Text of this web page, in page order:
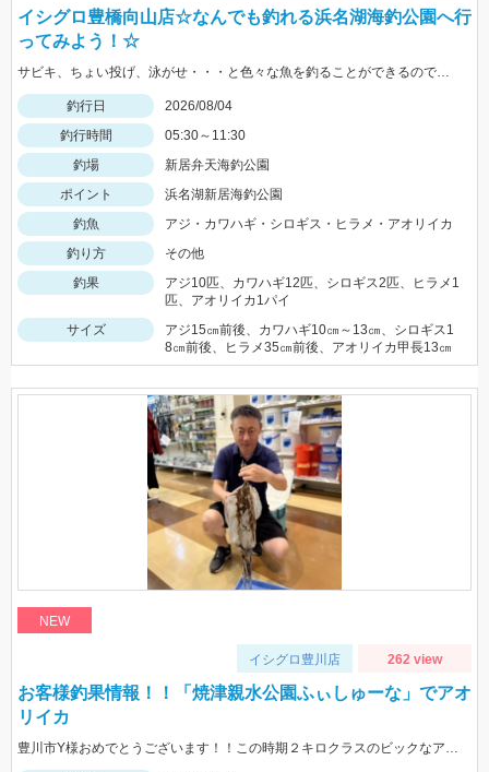
イシグロ豊橋向山店☆なんでも釣れる浜名湖海釣公園へ行
ってみよう！☆
サビキ、ちょい投げ、泳がせ・・・と色々な魚を釣ることができるので仕掛けも何種類か用意していけば楽しむことができますよ！
釣行日
2026/08/04
釣行時間
05:30～11:30
釣場
新居弁天海釣公園
ポイント
浜名湖新居海釣公園
釣魚
アジ・カワハギ・シロギス・ヒラメ・アオリイカ
釣り方
その他
釣果
アジ10匹、カワハギ12匹、シロギス2匹、ヒラメ1
匹、アオリイカ1パイ
サイズ
アジ15㎝前後、カワハギ10㎝～13㎝、シロギス1
8㎝前後、ヒラメ35㎝前後、アオリイカ甲長13㎝
NEW
イシグロ豊川店 262 view
お客様釣果情報！！「焼津親水公園ふぃしゅーな」でアオ
リイカ
豊川市Y様おめでとうございます！！この時期２キロクラスのビックなアオリイカを見事に仕留められました！！ 釣れているのが500ｇクラスの情報だったので、ヒットした瞬間はエイかと思ったそうです。